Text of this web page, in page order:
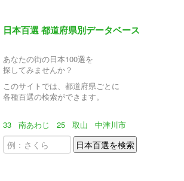
日本百選 都道府県別データベース
あなたの街の日本100選を
探してみませんか？
このサイトでは、都道府県ごとに
各種百選の検索ができます。
33 南あわじ 25 取山 中津川市